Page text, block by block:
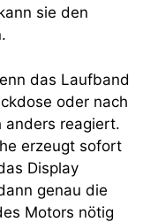
sie den
das Laufband
oder nach
anders reagiert.
erzeugt sofort
Display
genau die
Motors nötig